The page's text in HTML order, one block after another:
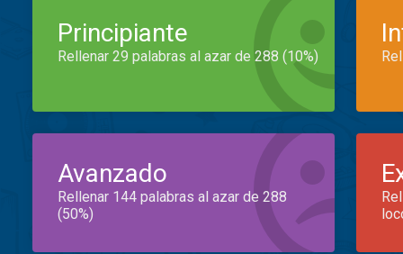
Principiante
Rellenar 29 palabras al azar de 288 (10%)
Avanzado
Rellenar 144 palabras al azar de 288
(50%)